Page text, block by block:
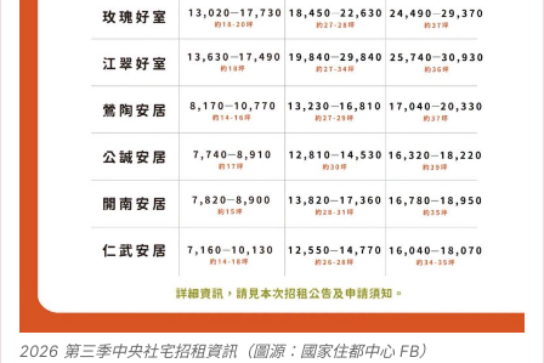
2026 第三季中央社宅招租資訊（圖源：國家住都中心 FB）